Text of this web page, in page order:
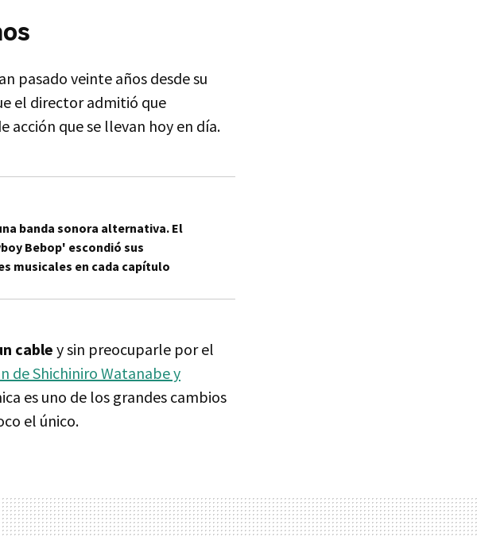
pasado veinte años desde su
el director admitió que
acción que se llevan hoy en día.
banda sonora alternativa. El
Bebop' escondió sus
musicales en cada capítulo
cable y sin preocuparle por el
de Shichiniro Watanabe y
es uno de los grandes cambios
el único.